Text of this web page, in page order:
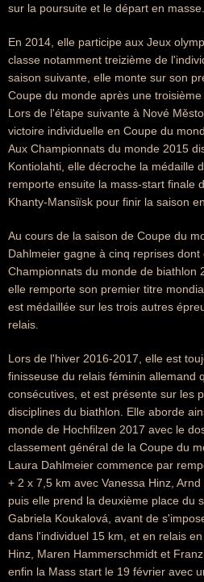
sur la poursuite et le départ en masse.
En 2014, elle participe aux Jeux
classe notamment treizième de
saison suivante, elle monte sur son
Coupe du monde après une
Lors de l'étape suivante à Nové
victoire individuelle en Coupe du
Aux Championnats du monde 2015
Kontiolahti, elle décroche la médaille
remporte ensuite la mass-start finale
Khanty-Mansiïsk pour finir la saison
Au cours de la saison de Coupe du
Dahlmeier gagne à cinq reprises
Championnats du monde de biathlon
elle remporte son premier titre
est médaillée sur les trois autres
relais.
Lors de l'hiver 2016-2017, elle est
finisseuse du relais féminin allemand
consécutives, et est présente sur les
disciplines du biathlon. Elle aborde
monde de Hochfilzen 2017 avec le
classement général de la Coupe du
Laura Dahlmeier commence par
+ 2 x 7,5 km avec Vanessa Hinz,
puis elle prend la deuxième place du
Gabriela Koukalová, avant de
dans l'individuel 15 km, et en relais
Hinz, Maren Hammerschmidt et
enfin la Mass start le 19 février avec